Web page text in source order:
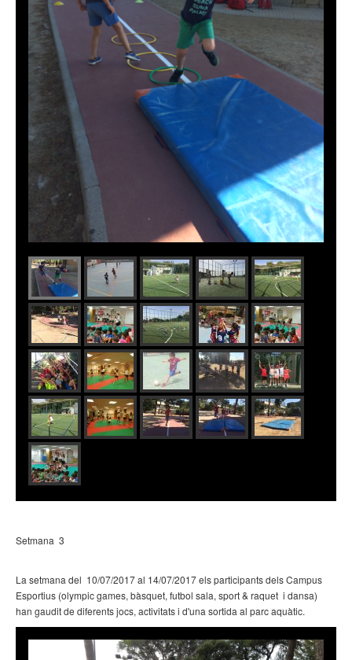
Setmana 3
La setmana del 10/07/2017 al 14/07/2017 els participants dels Campus
Esportius (olympic games, bàsquet, futbol sala, sport & raquet i dansa)
han gaudit de diferents jocs, activitats i d'una sortida al parc aquàtic.